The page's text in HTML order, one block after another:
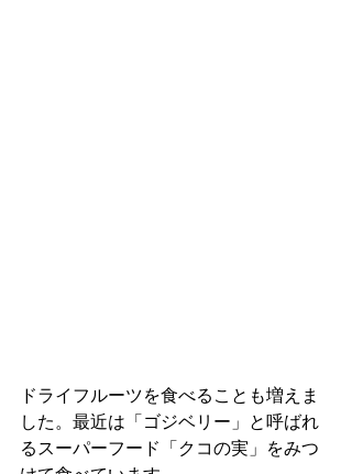
ドライフルーツを食べることも増えま
した。最近は「ゴジベリー」と呼ばれ
るスーパーフード「クコの実」をみつ